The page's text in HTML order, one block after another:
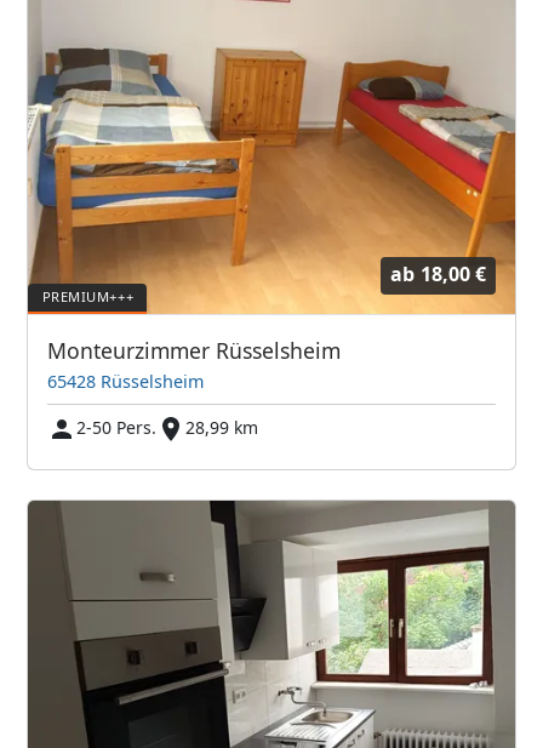
ab 18,00 €
Monteurzimmer Rüsselsheim
65428 Rüsselsheim
2-50 Pers.
28,99 km